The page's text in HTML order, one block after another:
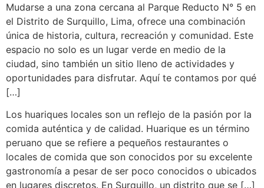
Mudarse a una zona cercana al Parque Reducto N° 5 en
el Distrito de Surquillo, Lima, ofrece una combinación
única de historia, cultura, recreación y comunidad. Este
espacio no solo es un lugar verde en medio de la
ciudad, sino también un sitio lleno de actividades y
oportunidades para disfrutar. Aquí te contamos por qué
[…]
Los huariques locales son un reflejo de la pasión por la
comida auténtica y de calidad. Huarique es un término
peruano que se refiere a pequeños restaurantes o
locales de comida que son conocidos por su excelente
gastronomía a pesar de ser poco conocidos o ubicados
en lugares discretos. En Surquillo, un distrito que se […]